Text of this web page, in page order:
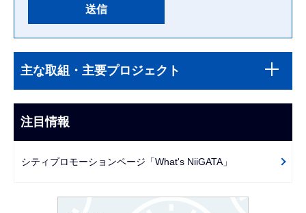
文
こ
ま
で
ビ
ー
主な取組・主要プロジェクト
注目情報
シティプロモーションページ「What's NiiGATA」